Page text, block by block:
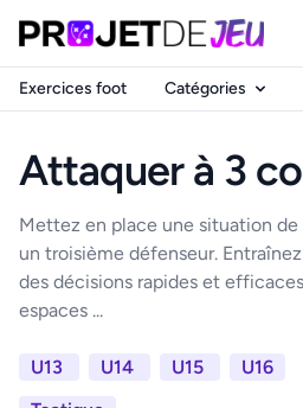
Exercices foot Catégories
Attaquer à 3
Mettez en place une situation
un troisième défenseur.
des décisions rapides et
espaces ...
U13 U14 U15
U16